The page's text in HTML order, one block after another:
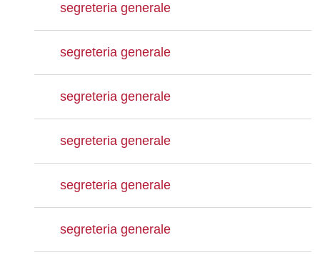
segreteria generale
segreteria generale
segreteria generale
segreteria generale
segreteria generale
segreteria generale